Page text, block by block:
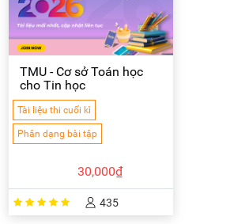
TMU - Cơ sở Toán học
cho Tin học
Tài liệu thi cuối kì
Phân dạng bài tập
30,000₫
435